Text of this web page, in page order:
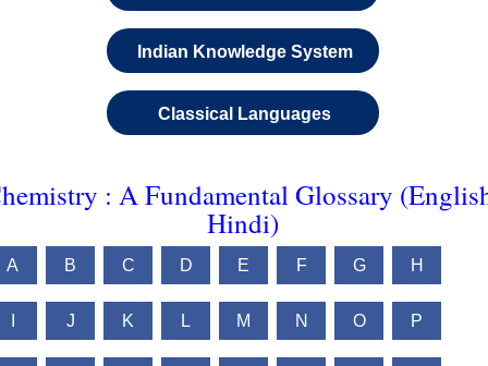
Indian Knowledge System
Classical Languages
: A Fundamental Glossary
Hindi)
A B C D E F G H
J K L M N O P